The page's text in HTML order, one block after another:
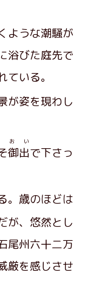
ような潮騒が
浴びた庭先で
いる。
が姿を現わし
御出
お い
で下さっ
。歳のほどは
が、悠然とし
尾州六十二万
厳を感じさせ